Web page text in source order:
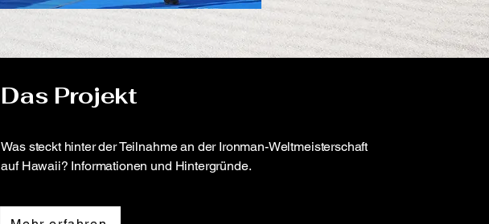
Das Projekt
Was steckt hinter der Teilnahme an der Ironman-Weltmeisterschaft
auf Hawaii? Informationen und Hintergründe.